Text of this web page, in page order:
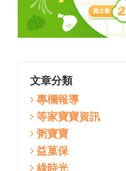
文章分類
專欄報導
等家寶寶資訊
粥寶寶
益菓保
綠時光